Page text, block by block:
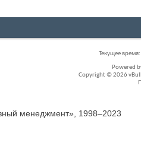
Текущее время:
Powered
Copyright © 2026
менеджмент», 1998–2023